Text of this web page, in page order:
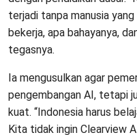
terjadi tanpa manusia
bekerja, apa bahayanya,
tegasnya.
Ia mengusulkan agar
pengembangan AI, tetapi
kuat. “Indonesia harus
Kita tidak ingin Clearview